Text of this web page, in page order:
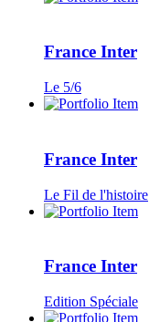
France Inter
Le 5/6
France Inter
Le Fil de l'histoire
France Inter
Edition Spéciale